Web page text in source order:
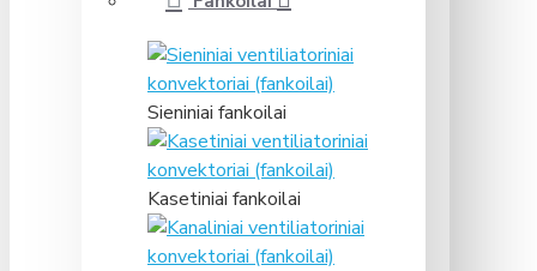
Sieniniai fankoilai
Kasetiniai fankoilai